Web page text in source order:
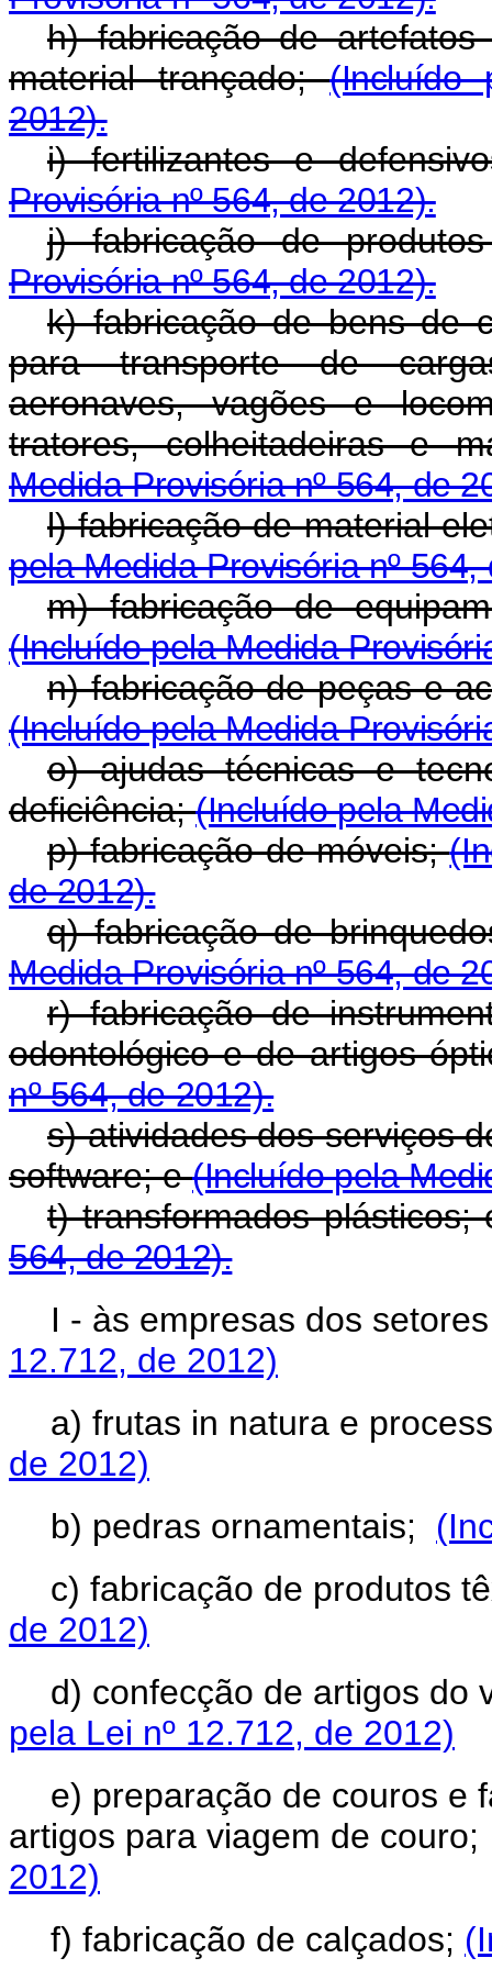
h) fabricação de
material trançado;(Incluído
2012).
i) fertilizantes e
Provisória nº 564, de 2012).
j) fabricação de
Provisória nº 564, de 2012).
k) fabricação de bens de
para transporte de
aeronaves, vagões e
tratores, colheitadeiras e
Medida Provisória nº 564, de
l) fabricação de material
pela Medida Provisória nº 564,
m) fabricação de
(Incluído pela Medida
n) fabricação de peças e
(Incluído pela Medida
o) ajudas técnicas e
deficiência;(Incluído pela
p) fabricação de móveis;
de 2012).
q) fabricação de
Medida Provisória nº 564, de
r) fabricação de
odontológico e de artigos
nº 564, de 2012).
s) atividades dos serviços
software; e(Incluído pela
t) transformados
564, de 2012).
I - às empresas dos
12.712, de 2012)
a) frutas in natura e
de 2012)
b) pedras ornamentais;
c) fabricação de produtos
de 2012)
d) confecção de artigos
pela Lei nº 12.712, de 2012)
e) preparação de couros e
artigos para viagem de
2012)
f) fabricação de calçados;